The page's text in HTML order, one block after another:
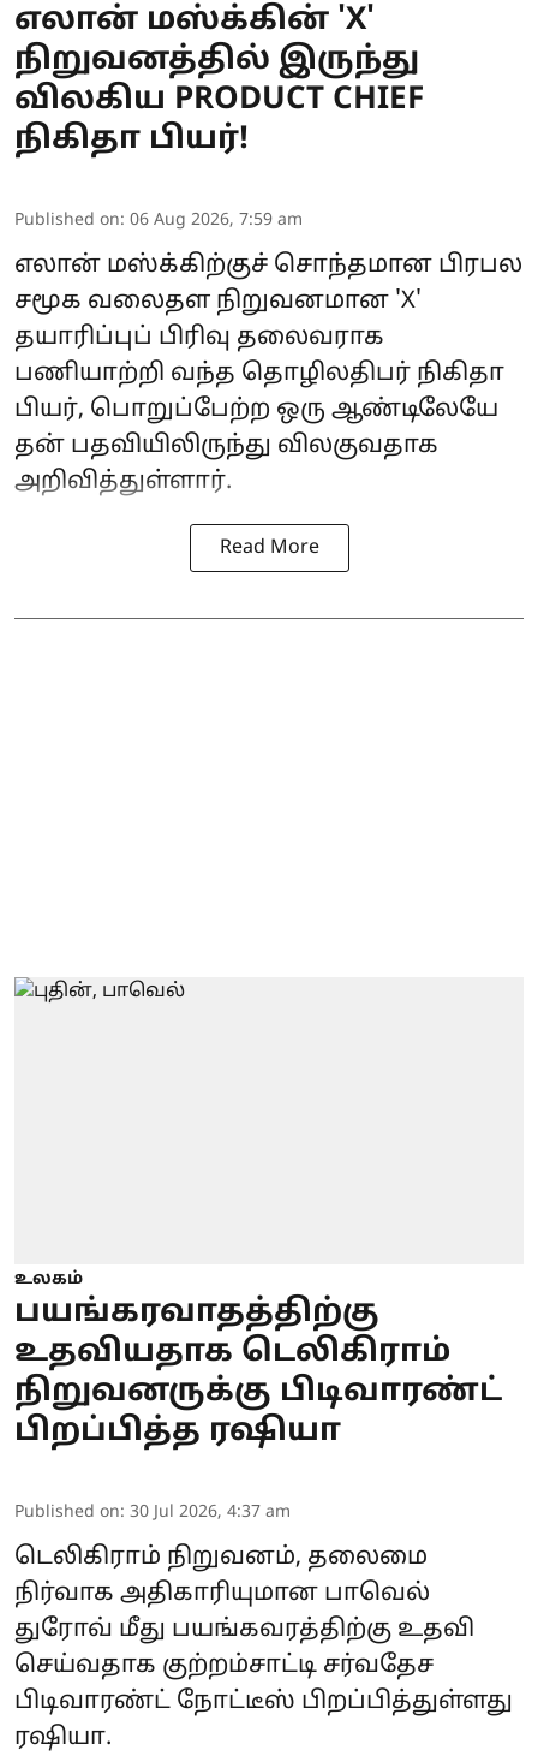
எலான் மஸ்க்கின் 'X'
நிறுவனத்தில் இருந்து
விலகிய PRODUCT CHIEF
நிகிதா பியர்!
Published on: 06 Aug 2026, 7:59 am
எலான் மஸ்க்கிற்குச் சொந்தமான பிரபல
சமூக வலைதள நிறுவனமான 'X'
தயாரிப்புப் பிரிவு தலைவராக
பணியாற்றி வந்த தொழிலதிபர் நிகிதா
பியர், பொறுப்பேற்ற ஒரு ஆண்டிலேயே
தன் பதவியிலிருந்து விலகுவதாக
அறிவித்துள்ளார்.
Read More
உலகம்
பயங்கரவாதத்திற்கு
உதவியதாக டெலிகிராம்
நிறுவனருக்கு பிடிவாரண்ட்
பிறப்பித்த ரஷியா
Published on: 30 Jul 2026, 4:37 am
டெலிகிராம் நிறுவனம், தலைமை
நிர்வாக அதிகாரியுமான பாவெல்
துரோவ் மீது பயங்கவரத்திற்கு உதவி
செய்வதாக குற்றம்சாட்டி சர்வதேச
பிடிவாரண்ட் நோட்டீஸ் பிறப்பித்துள்ளது
ரஷியா.